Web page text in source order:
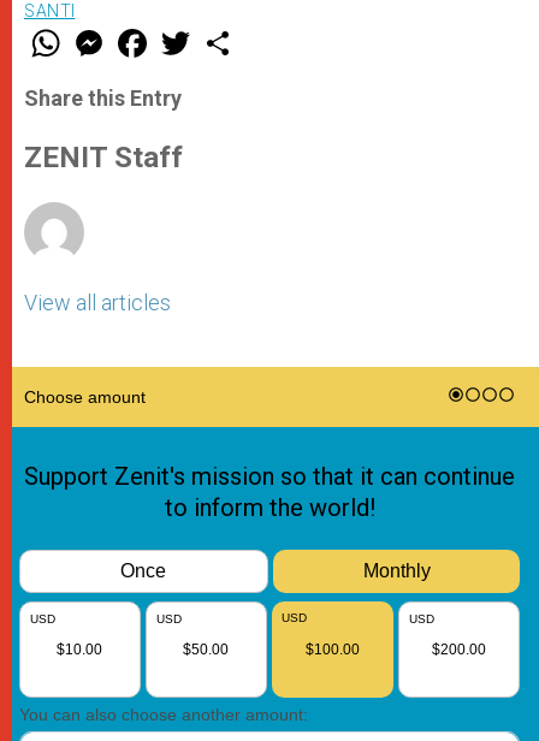
SANTI
W
t
s
p
p
M
e
s
e
g
e
F
a
e
b
o
k
w
Share this Entry
ZENIT Staff
View all articles